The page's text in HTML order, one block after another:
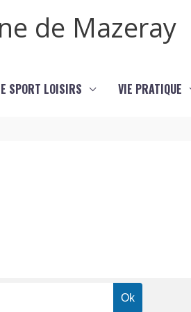
de Mazeray
SPORT LOISIRS VIE PRATIQUE